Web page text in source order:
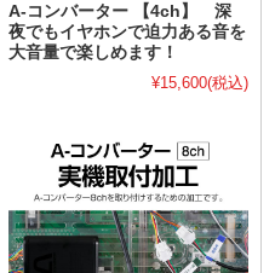
A-コンバーター 【4ch】 深
夜でもイヤホンで迫力ある音を
大音量で楽しめます！
¥15,600(税込)